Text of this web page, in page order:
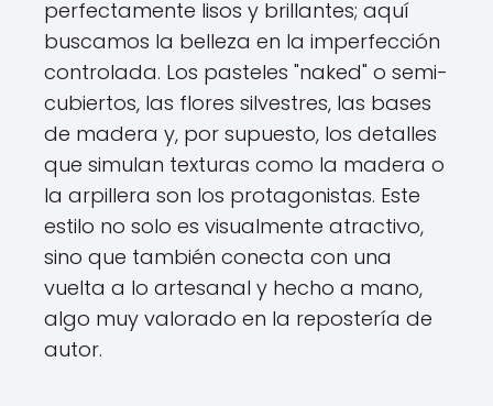
perfectamente lisos y brillantes; aquí
buscamos la belleza en la imperfección
controlada. Los pasteles "naked" o semi-
cubiertos, las flores silvestres, las bases
de madera y, por supuesto, los detalles
que simulan texturas como la madera o
la arpillera son los protagonistas. Este
estilo no solo es visualmente atractivo,
sino que también conecta con una
vuelta a lo artesanal y hecho a mano,
algo muy valorado en la repostería de
autor.